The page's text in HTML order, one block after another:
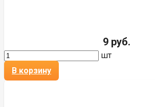
9 руб.
шт
В корзину